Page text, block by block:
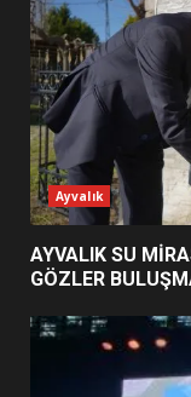
1
2
Ayvalık
AYVALIK SU
GÖZLER